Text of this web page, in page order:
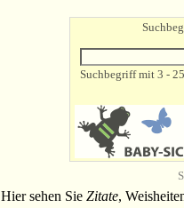
Suchbegriff mit 3 -
Hier sehen Sie Zitate,